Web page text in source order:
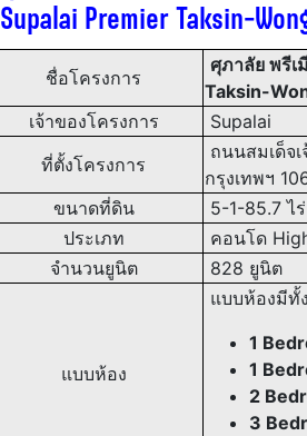
Supalai Premier Taksin-
ชื่อโครงการ
ศุภาลัย พรีเ
Taksin-
เจ้าของโครงการ
Supalai
ที่ตั้งโครงการ
ถนนสมเด็จ
กรุงเทพฯ
ขนาดที่ดิน
5-1-85.7 ไร่
ประเภท
คอนโด
จำนวนยูนิต
828 ยูนิต
แบบห้อง
แบบห้องมีทั้
1
1
2
3